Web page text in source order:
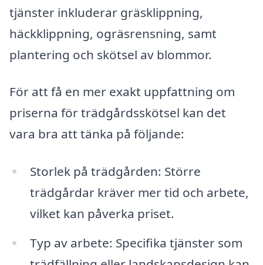
tjänster inkluderar gräsklippning,
häckklippning, ogräsrensning, samt
plantering och skötsel av blommor.
För att få en mer exakt uppfattning om
priserna för trädgårdsskötsel kan det
vara bra att tänka på följande:
Storlek på trädgården: Större
trädgårdar kräver mer tid och arbete,
vilket kan påverka priset.
Typ av arbete: Specifika tjänster som